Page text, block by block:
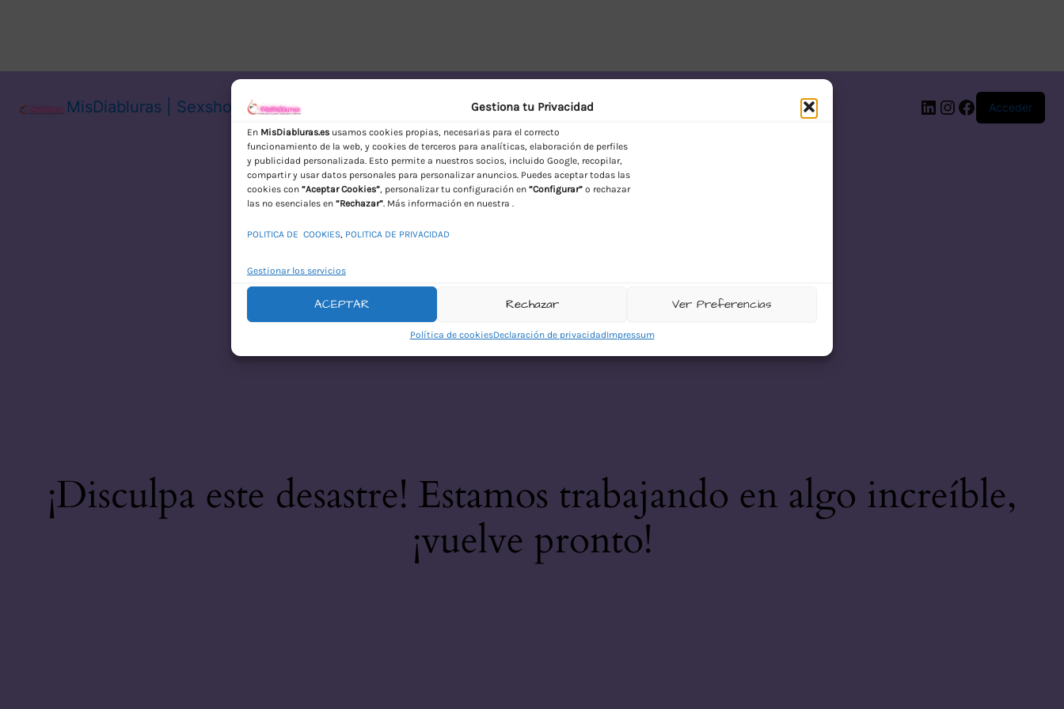
Gestiona tu Privacidad
En MisDiabluras.es usamos cookies propias, necesarias para el correcto
funcionamiento de la web, y cookies de terceros para analíticas, elaboración de perfiles
y publicidad personalizada. Esto permite a nuestros socios, incluido Google, recopilar,
compartir y usar datos personales para personalizar anuncios. Puedes aceptar todas las
cookies con “Aceptar Cookies”, personalizar tu configuración en “Configurar” o rechazar
las no esenciales en “Rechazar”. Más información en nuestra .
POLITICA DE COOKIES, POLITICA DE PRIVACIDAD
Gestionar los servicios
ACEPTAR Rechazar Ver Preferencias
Política de cookiesDeclaración de privacidadImpressum
MisDiabluras | Sexshop Online con Envío Discreto en España
LinkedIn
Instagram
Facebook
Acceder
¡Disculpa este desastre! Estamos trabajando en algo increíble,
¡vuelve pronto!